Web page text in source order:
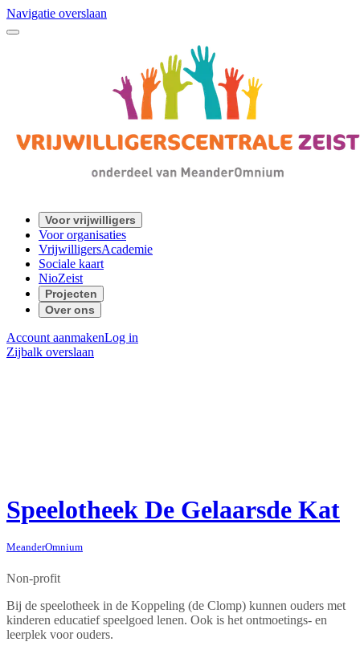
Navigatie overslaan
Voor vrijwilligers
Voor organisaties
VrijwilligersAcademie
Sociale kaart
NioZeist
Projecten
Over ons
Account aanmakenLog in
Zijbalk overslaan
Speelotheek De Gelaarsde Kat
MeanderOmnium
Non-profit
Bij de speelotheek in de Koppeling (de Clomp) kunnen ouders met
kinderen educatief speelgoed lenen. Ook is het ontmoetings- en
leerplek voor ouders.